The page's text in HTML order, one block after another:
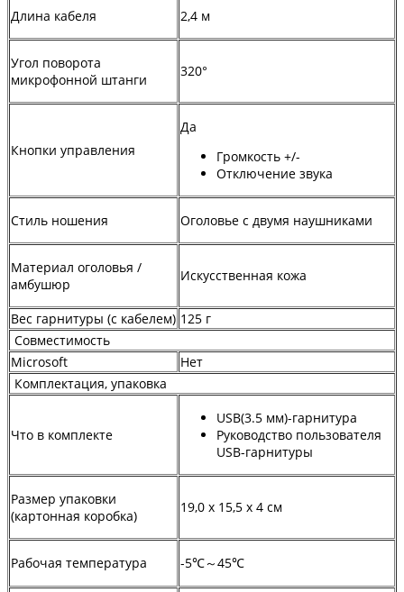
Длина кабеля 2,4 м
Угол поворота
микрофонной штанги
320°
Кнопки управления
Да
Громкость +/-
Отключение звука
Стиль ношения Оголовье с двумя наушниками
Материал оголовья /
амбушюр
Искусственная кожа
Вес гарнитуры (с кабелем) 125 г
Совместимость
Microsoft
Нет
Комплектация, упаковка
Что в комплекте
USB(3.5 мм)-гарнитура
Руководство пользователя
USB-гарнитуры
Размер упаковки
(картонная коробка)
19,0 х 15,5 х 4 см
Рабочая температура -5℃～45℃